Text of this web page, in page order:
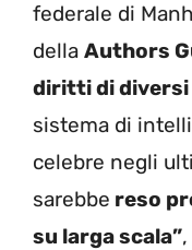
federale di
della Authors
diritti di
sistema di
celebre negli
sarebbe reso
su larga scala”